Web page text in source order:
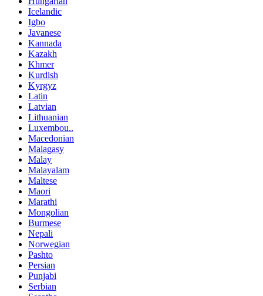
Icelandic
Igbo
Javanese
Kannada
Kazakh
Khmer
Kurdish
Kyrgyz
Latin
Latvian
Lithuanian
Luxembou..
Macedonian
Malagasy
Malay
Malayalam
Maltese
Maori
Marathi
Mongolian
Burmese
Nepali
Norwegian
Pashto
Persian
Punjabi
Serbian